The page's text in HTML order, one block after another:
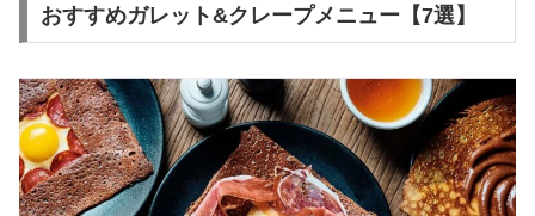
おすすめガレット&クレープメニュー【7選】